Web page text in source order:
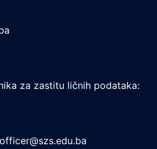
za zastitu ličnih podataka: